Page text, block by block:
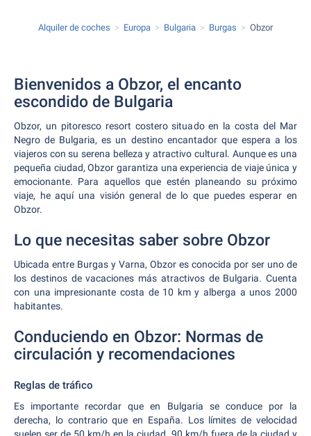
Alquiler de coches Europa Bulgaria Burgas Obzor
Bienvenidos a Obzor, el encanto
escondido de Bulgaria
Obzor, un pitoresco resort costero situado en la costa del Mar
Negro de Bulgaria, es un destino encantador que espera a los
viajeros con su serena belleza y atractivo cultural. Aunque es una
pequeña ciudad, Obzor garantiza una experiencia de viaje única y
emocionante. Para aquellos que estén planeando su próximo
viaje, he aquí una visión general de lo que puedes esperar en
Obzor.
Lo que necesitas saber sobre Obzor
Ubicada entre Burgas y Varna, Obzor es conocida por ser uno de
los destinos de vacaciones más atractivos de Bulgaria. Cuenta
con una impresionante costa de 10 km y alberga a unos 2000
habitantes.
Conduciendo en Obzor: Normas de
circulación y recomendaciones
Reglas de tráfico
Es importante recordar que en Bulgaria se conduce por la
derecha, lo contrario que en España. Los límites de velocidad